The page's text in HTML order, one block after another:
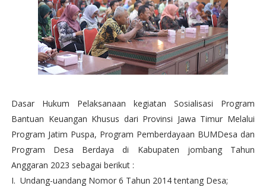
Dasar Hukum Pelaksanaan kegiatan Sosialisasi Program
Bantuan Keuangan Khusus dari Provinsi Jawa Timur Melalui
Program Jatim Puspa, Program Pemberdayaan BUMDesa dan
Program Desa Berdaya di Kabupaten jombang Tahun
Anggaran 2023 sebagai berikut :
I. Undang-uandang Nomor 6 Tahun 2014 tentang Desa;